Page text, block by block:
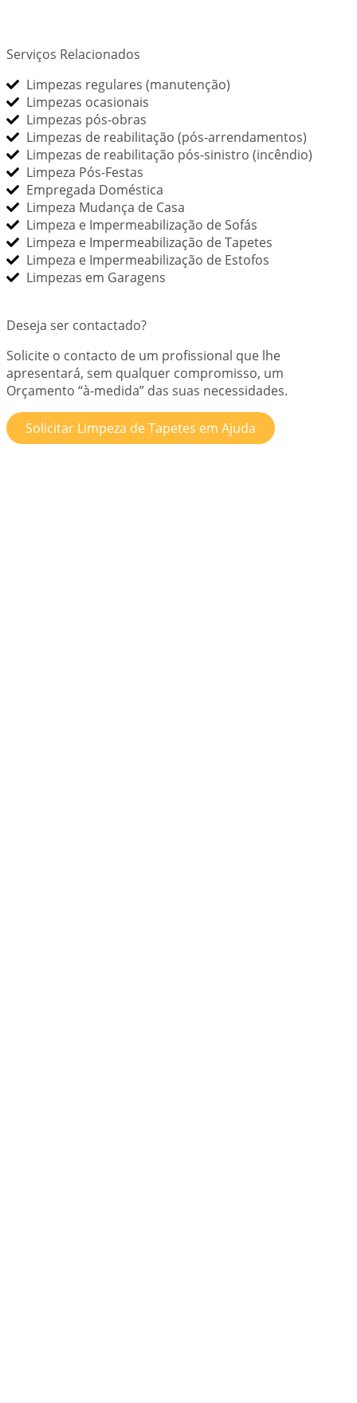
Serviços Relacionados
Limpezas regulares (manutenção)
Limpezas ocasionais
Limpezas pós-obras
Limpezas de reabilitação (pós-arrendamentos)
Limpezas de reabilitação pós-sinistro (incêndio)
Limpeza Pós-Festas
Empregada Doméstica
Limpeza Mudança de Casa
Limpeza e Impermeabilização de Sofás
Limpeza e Impermeabilização de Tapetes
Limpeza e Impermeabilização de Estofos
Limpezas em Garagens
Deseja ser contactado?
Solicite o contacto de um profissional que lhe
apresentará, sem qualquer compromisso, um
Orçamento “à-medida” das suas necessidades.
Solicitar Limpeza de Tapetes em Ajuda